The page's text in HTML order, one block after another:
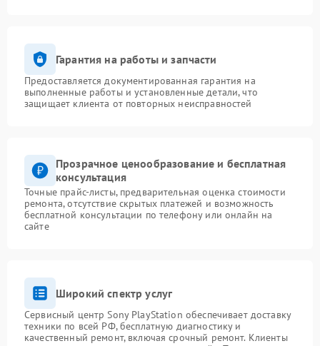
Гарантия на работы и запчасти
Предоставляется документированная гарантия на
выполненные работы и установленные детали, что
защищает клиента от повторных неисправностей
Прозрачное ценообразование и бесплатная
консультация
Точные прайс-листы, предварительная оценка стоимости
ремонта, отсутствие скрытых платежей и возможность
бесплатной консультации по телефону или онлайн на
сайте
Широкий спектр услуг
Сервисный центр Sony PlayStation обеспечивает доставку
техники по всей РФ, бесплатную диагностику и
качественный ремонт, включая срочный ремонт. Клиенты